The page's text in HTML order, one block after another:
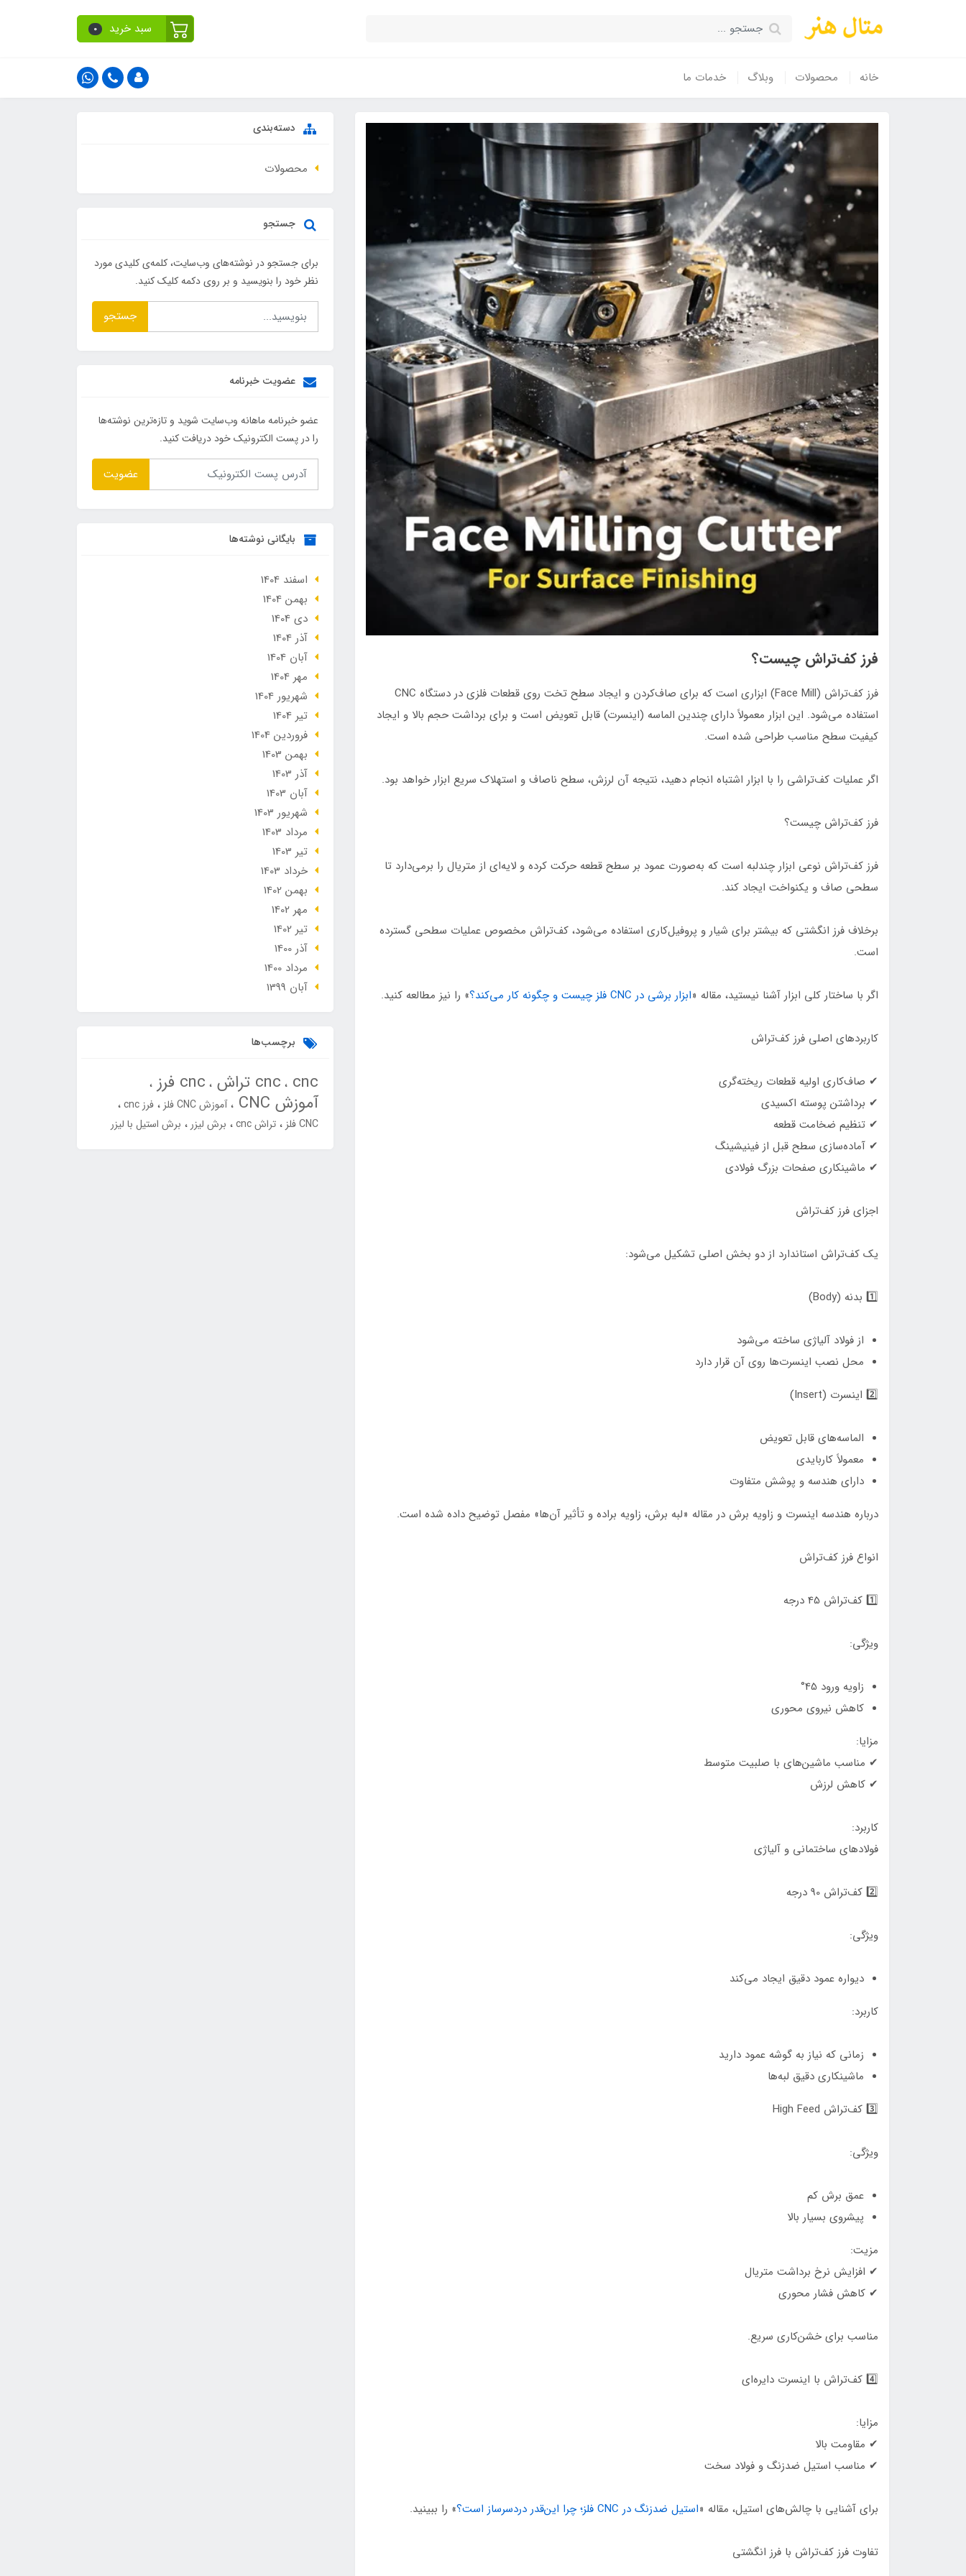
سبد خرید 0
خانه محصولات وبلاگ خدمات ما
فرز کف‌تراش چیست؟
فرز کف‌تراش (Face Mill) ابزاری است که برای صاف‌کردن و ایجاد سطح تخت روی قطعات فلزی در دستگاه CNC
استفاده می‌شود. این ابزار معمولاً دارای چندین الماسه (اینسرت) قابل تعویض است و برای برداشت حجم بالا و ایجاد
کیفیت سطح مناسب طراحی شده است.
اگر عملیات کف‌تراشی را با ابزار اشتباه انجام دهید، نتیجه آن لرزش، سطح ناصاف و استهلاک سریع ابزار خواهد بود.
فرز کف‌تراش چیست؟
فرز کف‌تراش نوعی ابزار چندلبه است که به‌صورت عمود بر سطح قطعه حرکت کرده و لایه‌ای از متریال را برمی‌دارد تا
سطحی صاف و یکنواخت ایجاد کند.
برخلاف فرز انگشتی که بیشتر برای شیار و پروفیل‌کاری استفاده می‌شود، کف‌تراش مخصوص عملیات سطحی گسترده
است.
اگر با ساختار کلی ابزار آشنا نیستید، مقاله «ابزار برشی در CNC فلز چیست و چگونه کار می‌کند؟ » را نیز مطالعه کنید.
کاربردهای اصلی فرز کف‌تراش
✔ صاف‌کاری اولیه قطعات ریخته‌گری
✔ برداشتن پوسته اکسیدی
✔ تنظیم ضخامت قطعه
✔ آماده‌سازی سطح قبل از فینیشینگ
✔ ماشینکاری صفحات بزرگ فولادی
اجزای فرز کف‌تراش
یک کف‌تراش استاندارد از دو بخش اصلی تشکیل می‌شود:
1️⃣ بدنه (Body)
از فولاد آلیاژی ساخته می‌شود
محل نصب اینسرت‌ها روی آن قرار دارد
2️⃣ اینسرت (Insert)
الماسه‌های قابل تعویض
معمولاً کاربایدی
دارای هندسه و پوشش متفاوت
درباره هندسه اینسرت و زاویه برش در مقاله «لبه برش، زاویه براده و تأثیر آن‌ها» مفصل توضیح داده شده است.
انواع فرز کف‌تراش
1️⃣ کف‌تراش 45 درجه
ویژگی:
زاویه ورود 45°
کاهش نیروی محوری
مزایا:
✔ مناسب ماشین‌های با صلبیت متوسط
✔ کاهش لرزش
کاربرد:
فولادهای ساختمانی و آلیاژی
2️⃣ کف‌تراش 90 درجه
ویژگی:
دیواره عمود دقیق ایجاد می‌کند
کاربرد:
زمانی که نیاز به گوشه عمود دارید
ماشینکاری دقیق لبه‌ها
3️⃣ کف‌تراش High Feed
ویژگی:
عمق برش کم
پیشروی بسیار بالا
مزیت:
✔ افزایش نرخ برداشت متریال
✔ کاهش فشار محوری
مناسب برای خشن‌کاری سریع.
4️⃣ کف‌تراش با اینسرت دایره‌ای
مزایا:
✔ مقاومت بالا
✔ مناسب استیل ضدزنگ و فولاد سخت
برای آشنایی با چالش‌های استیل، مقاله «استیل ضدزنگ در CNC فلز؛ چرا این‌قدر دردسرساز است؟ » را ببینید.
تفاوت فرز کف‌تراش با فرز انگشتی
دسته‌بندی
محصولات
جستجو
برای جستجو در نوشته‌های وب‌سایت، کلمه‌ی کلیدی مورد
نظر خود را بنویسید و بر روی دکمه کلیک کنید.
جستجو
عضویت خبرنامه
عضو خبرنامه ماهانه وب‌سایت شوید و تازه‌ترین نوشته‌ها
را در پست الکترونیک خود دریافت کنید.
عضویت
بایگانی نوشته‌ها
اسفند 1404
بهمن 1404
دی 1404
آذر 1404
آبان 1404
مهر 1404
شهریور 1404
تير 1404
فروردین 1404
بهمن 1403
آذر 1403
آبان 1403
شهریور 1403
مرداد 1403
تير 1403
خرداد 1403
بهمن 1402
مهر 1402
تير 1402
آذر 1400
مرداد 1400
آبان 1399
برچسب‌ها
cnc cnc تراش
cnc فرز
آموزش CNC
آموزش CNC فلز
فرز cnc
CNC فلز
تراش cnc برش لیزر برش استیل با لیزر